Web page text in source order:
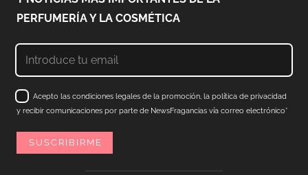
PERFUMERÍA Y LA COSMÉTICA
Acepto las condiciones legales de la promoción, la política de privacidad
y recibir comunicaciones por parte de NewsFragancias vía correo electrónico*